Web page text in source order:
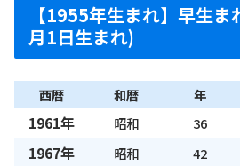
【1955年生まれ】早生
月1日生まれ)
西暦 和暦 年
1961年 昭和 36
1967年 昭和 42